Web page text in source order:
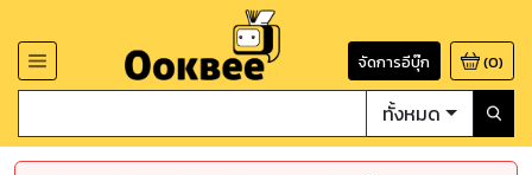
จัดการอีบุ๊ก (0)
ทั้งหมด